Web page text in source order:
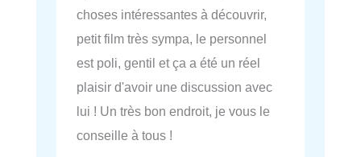
choses intéressantes à découvrir,
petit film très sympa, le personnel
est poli, gentil et ça a été un réel
plaisir d'avoir une discussion avec
lui ! Un très bon endroit, je vous le
conseille à tous !